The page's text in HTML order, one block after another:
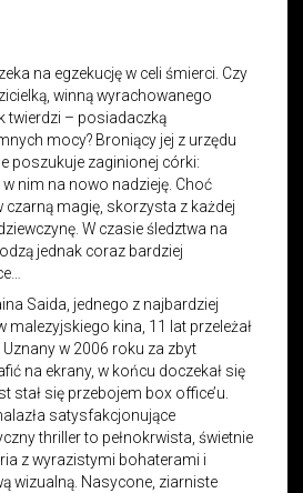
na egzekucję w celi śmierci. Czy
winną wyrachowanego
twierdzi – posiadaczką
mocy? Broniący jej z urzędu
poszukuje zaginionej córki:
nim na nowo nadzieję. Choć
czarną magię, skorzysta z każdej
W czasie śledztwa na
jednak coraz bardziej
Saida, jednego z najbardziej
kina, 11 lat przeleżał
w 2006 roku za zbyt
na ekrany, w końcu doczekał się
stał się przebojem box office’u.
satysfakcjonujące
thriller to pełnokrwista, świetnie
z wyrazistymi bohaterami i
wizualną. Nasycone, ziarniste